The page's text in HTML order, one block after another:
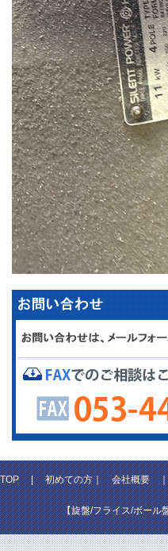
TOP|初めての方｜会社概要
【旋盤/フライス/ボール